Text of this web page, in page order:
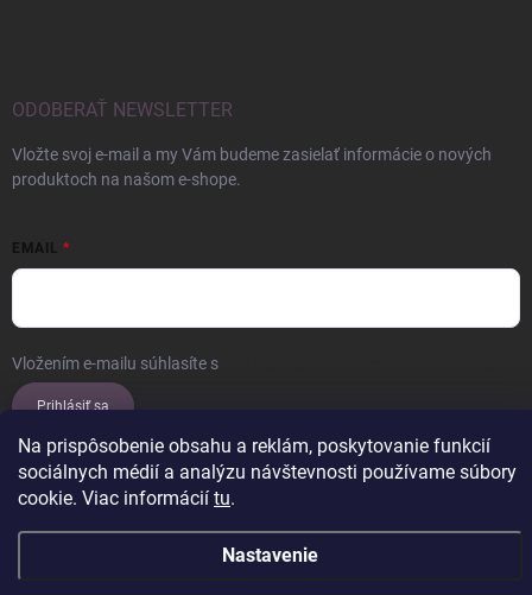
Na prispôsobenie obsahu a reklám, poskytovanie funkcií
sociálnych médií a analýzu návštevnosti používame súbory
cookie. Viac informácií tu.
Nastavenie
ODOBERAŤ NEWSLETTER
Vložte svoj e-mail a my Vám budeme zasielať informácie o nových
produktoch na našom e-shope.
EMAIL
Vložením e-mailu súhlasíte s
Prihlásiť sa
cookies